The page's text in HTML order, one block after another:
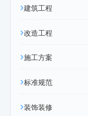
建筑工程
改造工程
施工方案
标准规范
装饰装修